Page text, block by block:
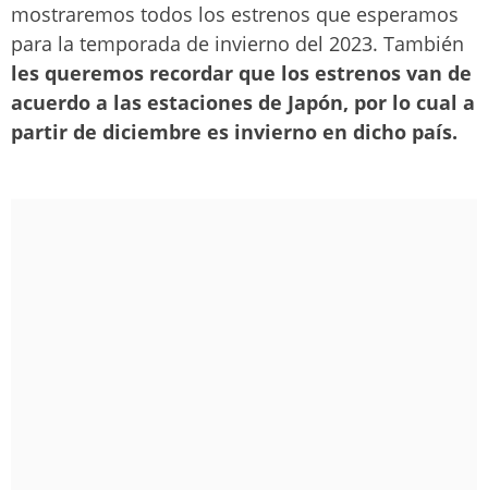
mostraremos todos los estrenos que esperamos
para la temporada de invierno del 2023. También
les queremos recordar que los estrenos van de
acuerdo a las estaciones de Japón, por lo cual a
partir de diciembre es invierno en dicho país.